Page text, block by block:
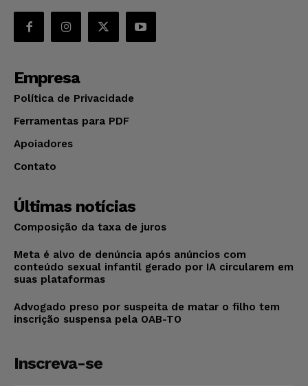
Empresa
Política de Privacidade
Ferramentas para PDF
Apoiadores
Contato
Últimas notícias
Composição da taxa de juros
Meta é alvo de denúncia após anúncios com
conteúdo sexual infantil gerado por IA circularem em
suas plataformas
Advogado preso por suspeita de matar o filho tem
inscrição suspensa pela OAB-TO
Inscreva-se